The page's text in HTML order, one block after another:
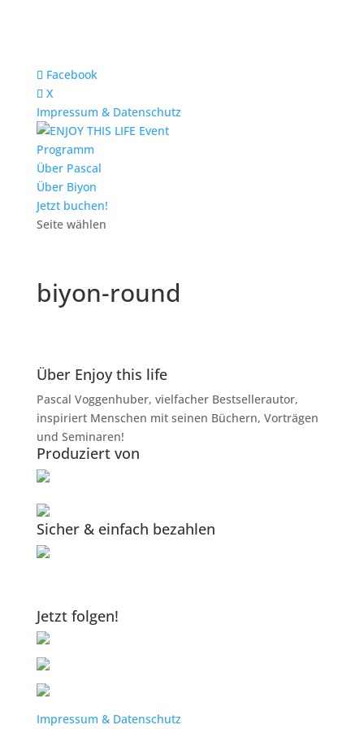
Facebook
X
Impressum & Datenschutz
Programm
Über Pascal
Über Biyon
Jetzt buchen!
Seite wählen
biyon-round
Über Enjoy this life
Pascal Voggenhuber, vielfacher Bestsellerautor,
inspiriert Menschen mit seinen Büchern, Vorträgen
und Seminaren!
Produziert von
Sicher & einfach bezahlen
Jetzt folgen!
Impressum & Datenschutz